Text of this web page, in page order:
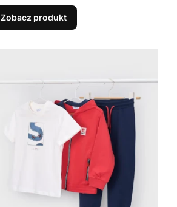
Zobacz produkt